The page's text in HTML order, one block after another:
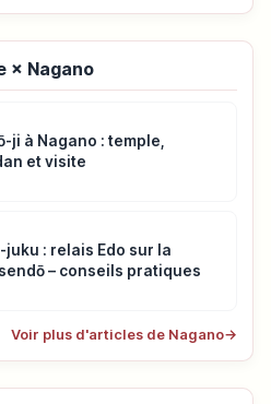
× Nagano
ji à Nagano : temple,
et visite
juku : relais Edo sur la
– conseils pratiques
Voir plus d'articles de Nagano→